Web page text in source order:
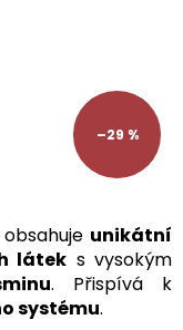
–29 %
unikátní
látek s vysokým
. Přispívá k
systému.